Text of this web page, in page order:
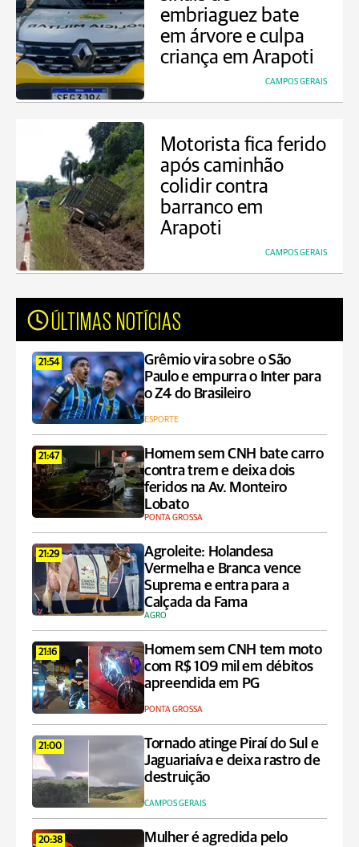
embriaguez bate
em árvore e culpa
criança em Arapoti
CAMPOS GERAIS
Motorista fica ferido
após caminhão
colidir contra
barranco em
Arapoti
CAMPOS GERAIS
ÚLTIMAS NOTÍCIAS
21:54
Grêmio vira sobre o São
Paulo e empurra o Inter para
o Z4 do Brasileiro
ESPORTE
21:47
Homem sem CNH bate carro
contra trem e deixa dois
feridos na Av. Monteiro
Lobato
PONTA GROSSA
21:29
Agroleite: Holandesa
Vermelha e Branca vence
Suprema e entra para a
Calçada da Fama
AGRO
21:16
Homem sem CNH tem moto
com R$ 109 mil em débitos
apreendida em PG
PONTA GROSSA
21:00
Tornado atinge Piraí do Sul e
Jaguariaíva e deixa rastro de
destruição
CAMPOS GERAIS
20:38
Mulher é agredida pelo